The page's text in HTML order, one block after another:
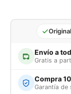
Envío a
Gratis a
Compra
Garantía de